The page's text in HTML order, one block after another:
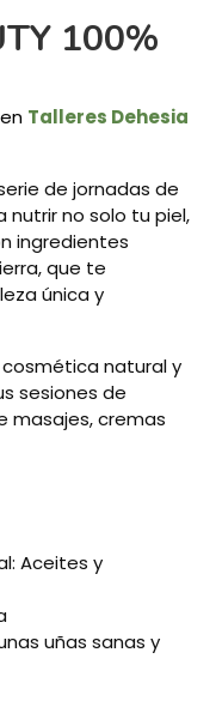
100%
en Talleres Dehesia
de jornadas de
nutrir no solo tu piel,
ingredientes
que te
única y
natural y
sesiones de
masajes, cremas
Aceites y
uñas sanas y